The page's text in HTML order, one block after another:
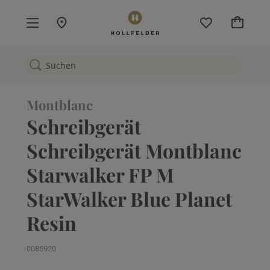
Mein
Montblanc
Schreibgerät
Schreibgerät Montblanc
Starwalker FP M
StarWalker Blue Planet
Resin
0085920